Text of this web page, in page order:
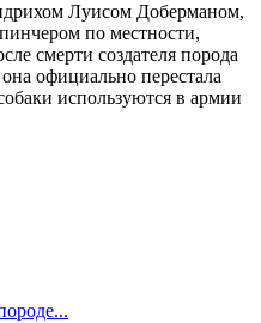
Луисом Доберманом,
по местности,
смерти создателя порода
официально перестала
используются в армии